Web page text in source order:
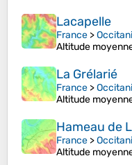
Lacapelle
France >
Altitude
La Grélarié
France >
Altitude
Hameau de
France >
Altitude